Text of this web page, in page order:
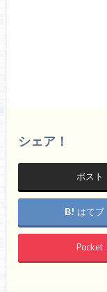
シェア！
ポスト
はてブ
Pocket